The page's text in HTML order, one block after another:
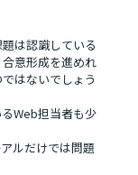
は認識している
意形成を進めれ
はないでしょう
Web担当者も少
ルだけでは問題